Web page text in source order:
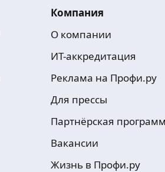
Компания
О компании
ИТ-аккредитация
Реклама на Профи.ру
Для прессы
Партнёрская
Вакансии
Жизнь в Профи.ру